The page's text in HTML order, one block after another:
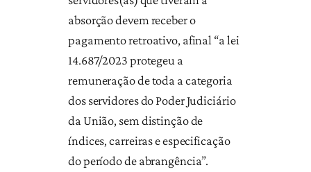
absorção devem receber o
pagamento retroativo, afinal “a lei
14.687/2023 protegeu a
remuneração de toda a categoria
dos servidores do Poder Judiciário
da União, sem distinção de
índices, carreiras e especificação
do período de abrangência”.